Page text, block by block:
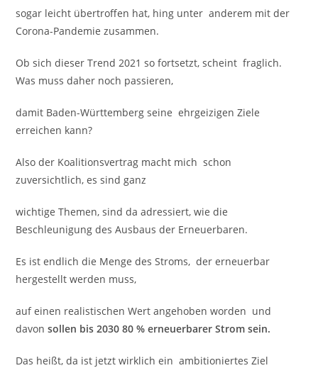
sogar leicht übertroffen hat, hing unter anderem mit der
Corona-Pandemie zusammen.
Ob sich dieser Trend 2021 so fortsetzt, scheint fraglich.
Was muss daher noch passieren,
damit Baden-Württemberg seine ehrgeizigen Ziele
erreichen kann?
Also der Koalitionsvertrag macht mich schon
zuversichtlich, es sind ganz
wichtige Themen, sind da adressiert, wie die
Beschleunigung des Ausbaus der Erneuerbaren.
Es ist endlich die Menge des Stroms, der erneuerbar
hergestellt werden muss,
auf einen realistischen Wert angehoben worden und
davon sollen bis 2030 80 % erneuerbarer Strom sein.
Das heißt, da ist jetzt wirklich ein ambitioniertes Ziel